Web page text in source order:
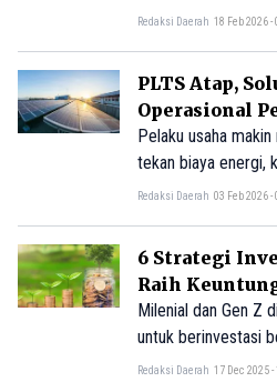
menilai laporan ESG
Redaksi Daerah 18 Feb 2026 -
PLTS Atap,
Operasional
Pelaku usaha
tekan biaya energi,
dorong praktik
Redaksi Daerah 03 Feb 2026 -
6 Strategi
Raih
Milenial dan Gen Z
untuk berinvestasi
(termasuk Green
Redaksi Daerah 17 Dec 2025 -